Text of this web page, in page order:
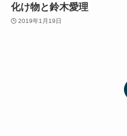
化け物と鈴木愛理
2019年1月19日